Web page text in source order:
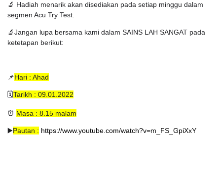
🔬 Hadiah menarik akan disediakan pada setiap minggu dalam
segmen Acu Try Test.
🔬Jangan lupa bersama kami dalam SAINS LAH SANGAT pada
ketetapan berikut:
📌Hari : Ahad
🗓Tarikh : 09.01.2022
⏰ Masa : 8.15 malam
▶️Pautan : https://www.youtube.com/watch?v=m_FS_GpiXxY